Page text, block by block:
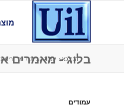
בלוג - מאמרים
הנך כאן: עמוד הבית / מד
עמודים